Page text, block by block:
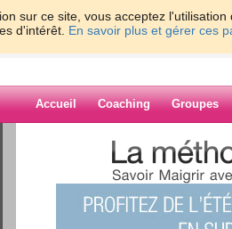
sur ce site, vous acceptez
d'intérêt. En savoir plus et gérer ces
Accueil Coaching Groupes
>
> j7
Blog de